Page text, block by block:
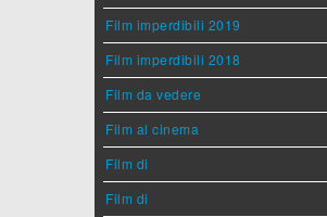
Film imperdibili 2019
Film imperdibili 2018
Film da vedere
Film al cinema
Film di
Film di